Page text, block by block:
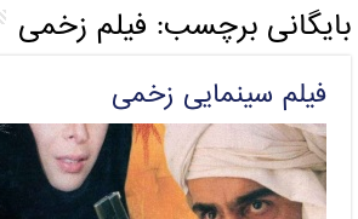
بایگانی برچسب: فیلم زخمی
فیلم سینمایی زخمی